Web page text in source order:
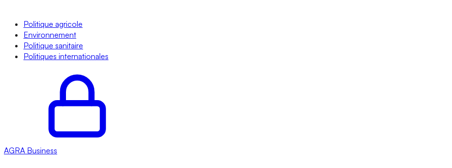
Politique agricole
Environnement
Politique sanitaire
Politiques internationales
AGRA Business